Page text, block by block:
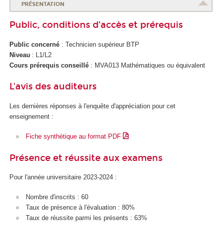
PRÉSENTATION
Public, conditions d’accès et prérequis
Public concerné : Technicien supérieur BTP
Niveau : L1/L2
Cours prérequis conseillé : MVA013 Mathématiques ou équivalent
L'avis des auditeurs
Les dernières réponses à l'enquête d'appréciation pour cet
enseignement :
Fiche synthétique au format PDF
Présence et réussite aux examens
Pour l'année universitaire 2023-2024 :
Nombre d'inscrits : 60
Taux de présence à l'évaluation : 80%
Taux de réussite parmi les présents : 63%